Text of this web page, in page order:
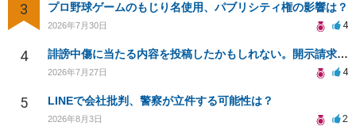
3 プロ野球ゲームのもじり名使用、パブリシティ権の影響は？
2026年7月30日 4
4 誹謗中傷に当たる内容を投稿したかもしれない。開示請求や民事刑事裁判に発展しうるのか教えて欲しい。
2026年7月27日 4
5 LINEで会社批判、警察が立件する可能性は？
2026年8月3日 2